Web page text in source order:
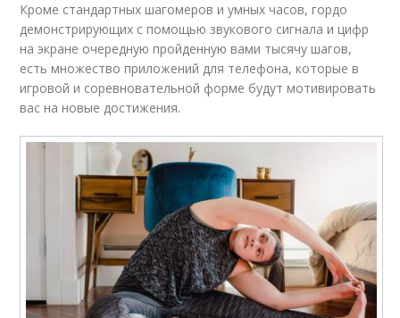
Кроме стандартных шагомеров и умных часов, гордо
демонстрирующих с помощью звукового сигнала и цифр
на экране очередную пройденную вами тысячу шагов,
есть множество приложений для телефона, которые в
игровой и соревновательной форме будут мотивировать
вас на новые достижения.